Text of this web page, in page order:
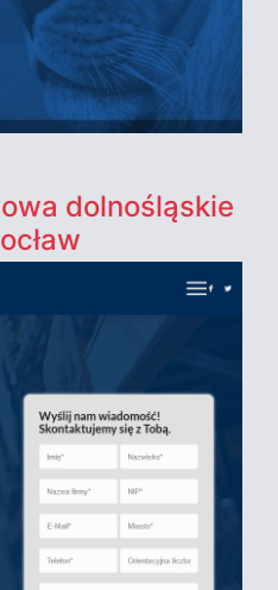
dolnośląskie